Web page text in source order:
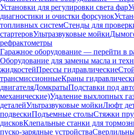
Установки для регулировки света фар
диагностики и очистки форсунок
топливных системСтенды для
стартеровУльтразвуковые мойки
рефрактометры
Гаражное оборудование — перейти в
Оборудование для замены масла и
жидкостейПрессы гидравлические
трансмиссионныеКраны
двигателяДомкратыПодставки под
механические)Удаление выхлопных
деталейУльтразвуковые мойкиЛюфт
подвескиПодъемные столыСтяжки
дисковКлепальные станки для
пуско-зарядные устройства